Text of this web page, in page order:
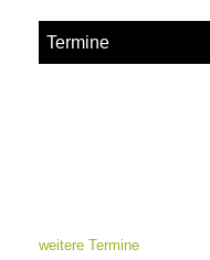
Termine
weitere Termine